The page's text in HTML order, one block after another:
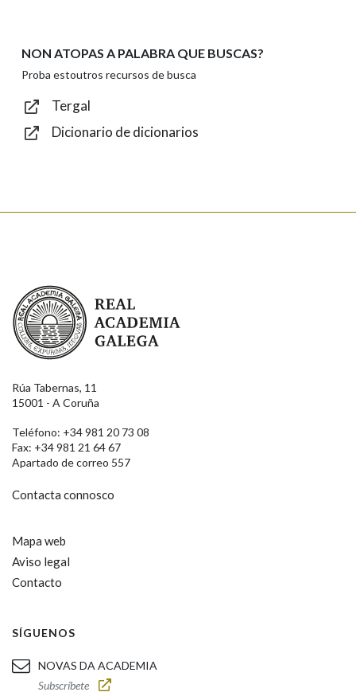
Texto de verificación
NON ATOPAS A PALABRA QUE BUSCAS?
Proba estoutros recursos de busca
Tergal
Dicionario de dicionarios
Real Academia Galega
Rúa Tabernas, 11
15001 - A Coruña
Teléfono: +34 981 20 73 08
Fax: +34 981 21 64 67
Apartado de correo 557
Contacta connosco
Mapa web
Aviso legal
Contacto
SÍGUENOS
NOVAS DA ACADEMIA
Subscríbete